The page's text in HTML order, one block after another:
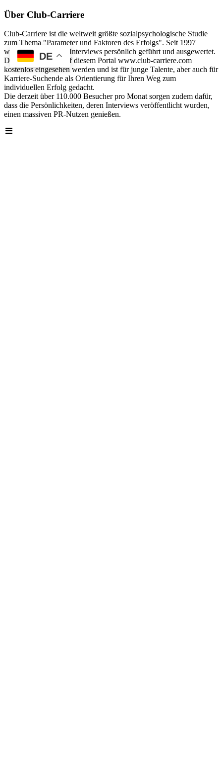
DE
Über Club-Carriere
Club-Carriere ist die weltweit größte sozialpsychologische Studie
zum Thema "Parameter und Faktoren des Erfolgs". Seit 1997
wurden über 40.000 Interviews persönlich geführt und ausgewertet.
Die Analyse kann auf diesem Portal www.club-carriere.com
kostenlos eingesehen werden und ist für junge Talente, aber auch für
Karriere-Suchende als Orientierung für Ihren Weg zum
individuellen Erfolg gedacht.
Die derzeit über 110.000 Besucher pro Monat sorgen zudem dafür,
dass die Persönlichkeiten, deren Interviews veröffentlicht wurden,
einen massiven PR-Nutzen genießen.